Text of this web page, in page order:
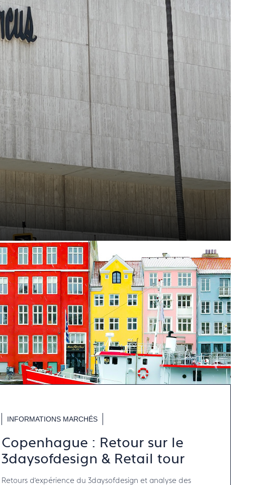
INFORMATIONS MARCHÉS
Copenhague : Retour sur le
3daysofdesign & Retail tour
Retours d’expérience du 3daysofdesign et analyse des